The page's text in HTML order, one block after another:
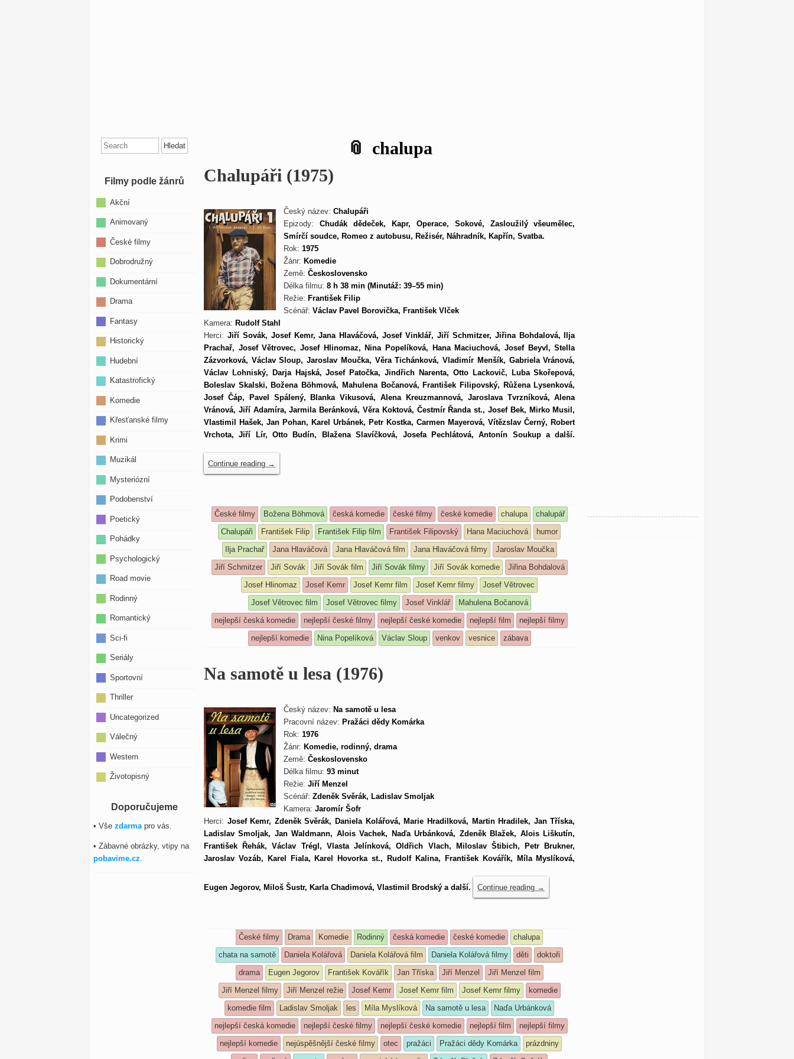
chalupa
Chalupáři (1975)
Český název: Chalupáři
Epizody: Chudák dědeček, Kapr, Operace, Sokové, Zasloužilý všeumělec,
Smírčí soudce, Romeo z autobusu, Režisér, Náhradník, Kapřín, Svatba.
Rok: 1975
Žánr: Komedie
Země: Československo
Délka filmu: 8 h 38 min (Minutáž: 39–55 min)
Režie: František Filip
Scénář: Václav Pavel Borovička, František Vlček
Kamera: Rudolf Stahl
Herci: Jiří Sovák, Josef Kemr, Jana Hlaváčová, Josef Vinklář, Jiří Schmitzer, Jiřina Bohdalová, Ilja
Prachař, Josef Větrovec, Josef Hlinomaz, Nina Popelíková, Hana Maciuchová, Josef Beyvl, Stella
Zázvorková, Václav Sloup, Jaroslav Moučka, Věra Tichánková, Vladimír Menšík, Gabriela Vránová,
Václav Lohniský, Darja Hajská, Josef Patočka, Jindřich Narenta, Otto Lackovič, Luba Skořepová,
Boleslav Skalski, Božena Böhmová, Mahulena Bočanová, František Filipovský, Růžena Lysenková,
Josef Čáp, Pavel Spálený, Blanka Vikusová, Alena Kreuzmannová, Jaroslava Tvrzníková, Alena
Vránová, Jiří Adamíra, Jarmila Beránková, Věra Koktová, Čestmír Řanda st., Josef Bek, Mirko Musil,
Vlastimil Hašek, Jan Pohan, Karel Urbánek, Petr Kostka, Carmen Mayerová, Vítězslav Černý, Robert
Vrchota, Jiří Lír, Otto Budín, Blažena Slavíčková, Josefa Pechlátová, Antonín Soukup a další.
Continue reading →
České filmy Božena Böhmová česká komedie české filmy české komedie chalupa
chalupář
Chalupáři
František Filip František Filip film František Filipovský Hana Maciuchová
humor
Ilja Prachař
Jana Hlaváčová Jana Hlaváčová film Jana Hlaváčová filmy
Jaroslav Moučka
Jiří Schmitzer
Jiří Sovák Jiří Sovák film Jiří Sovák filmy Jiří Sovák komedie
Jiřina Bohdalová
Josef Hlinomaz
Josef Kemr Josef Kemr film Josef Kemr filmy
Josef Větrovec
Josef Větrovec film
Josef Větrovec filmy Josef Vinklář
Mahulena Bočanová
nejlepší česká komedie
nejlepší české filmy nejlepší české komedie nejlepší film
nejlepší filmy
nejlepší komedie
Nina Popelíková Václav Sloup venkov vesnice zábava
Na samotě u lesa (1976)
Český název: Na samotě u lesa
Pracovní název: Pražáci dědy Komárka
Rok: 1976
Žánr: Komedie, rodinný, drama
Země: Československo
Délka filmu: 93 minut
Režie: Jiří Menzel
Scénář: Zdeněk Svěrák, Ladislav Smoljak
Kamera: Jaromír Šofr
Herci: Josef Kemr, Zdeněk Svěrák, Daniela Kolářová, Marie Hradilková, Martin Hradilek, Jan Tříska,
Ladislav Smoljak, Jan Waldmann, Alois Vachek, Naďa Urbánková, Zdeněk Blažek, Alois Liškutín,
František Řehák, Václav Trégl, Vlasta Jelínková, Oldřich Vlach, Miloslav Štibich, Petr Brukner,
Jaroslav Vozáb, Karel Fiala, Karel Hovorka st., Rudolf Kalina, František Kovářík, Míla Myslíková,
Eugen Jegorov, Miloš Šustr, Karla Chadimová, Vlastimil Brodský a další. Continue reading →
České filmy Drama Komedie Rodinný česká komedie české komedie
chalupa
chata na samotě
Daniela Kolářová Daniela Kolářová film Daniela Kolářová filmy děti
doktoři
drama
Eugen Jegorov František Kovářík Jan Tříska Jiří Menzel
Jiří Menzel film
Jiří Menzel filmy
Jiří Menzel režie Josef Kemr Josef Kemr film Josef Kemr filmy
komedie
komedie film
Ladislav Smoljak les Míla Myslíková Na samotě u lesa
Naďa Urbánková
nejlepší česká komedie
nejlepší české filmy nejlepší české komedie nejlepší film
nejlepší filmy
nejlepší komedie
nejúspěšnější české filmy otec pražáci Pražáci dědy Komárka
prázdniny
Search
for:
Filmy podle žánrů
Akční
Animovaný
České filmy
Dobrodružný
Dokumentární
Drama
Fantasy
Historický
Hudební
Katastrofický
Komedie
Křesťanské filmy
Krimi
Muzikál
Mysteriózní
Podobenství
Poetický
Pohádky
Psychologický
Road movie
Rodinný
Romantický
Sci-fi
Seriály
Sportovní
Thriller
Uncategorized
Válečný
Western
Životopisný
Doporučujeme
• Vše zdarmapro vás.
• Zábavné obrázky, vtipy na
pobavime.cz.